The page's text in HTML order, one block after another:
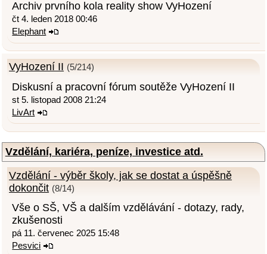
Archiv prvního kola reality show VyHození
čt 4. leden 2018 00:46
Elephant
VyHození II (5/214)
Diskusní a pracovní fórum soutěže VyHození II
st 5. listopad 2008 21:24
LivArt
Vzdělání, kariéra, peníze, investice atd.
Vzdělání - výběr školy, jak se dostat a úspěšně
dokončit (8/14)
Vše o SŠ, VŠ a dalším vzdělávání - dotazy, rady,
zkušenosti
pá 11. červenec 2025 15:48
Pesvici